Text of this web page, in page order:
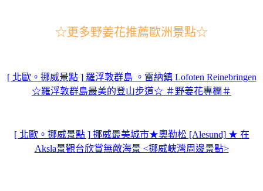
☆更多野姜花推薦歐洲景點☆
[ 北歐。挪威景點 ] 羅浮敦群島 。雷納鎮 Lofoten Reinebringen
☆羅浮敦群島最美的登山步道☆ ＃野姜花專欄＃
[ 北歐。挪威景點 ] 挪威最美城市★奧勒松 [Alesund] ★ 在
Aksla景觀台欣賞無敵海景 <挪威峽灣周邊景點>